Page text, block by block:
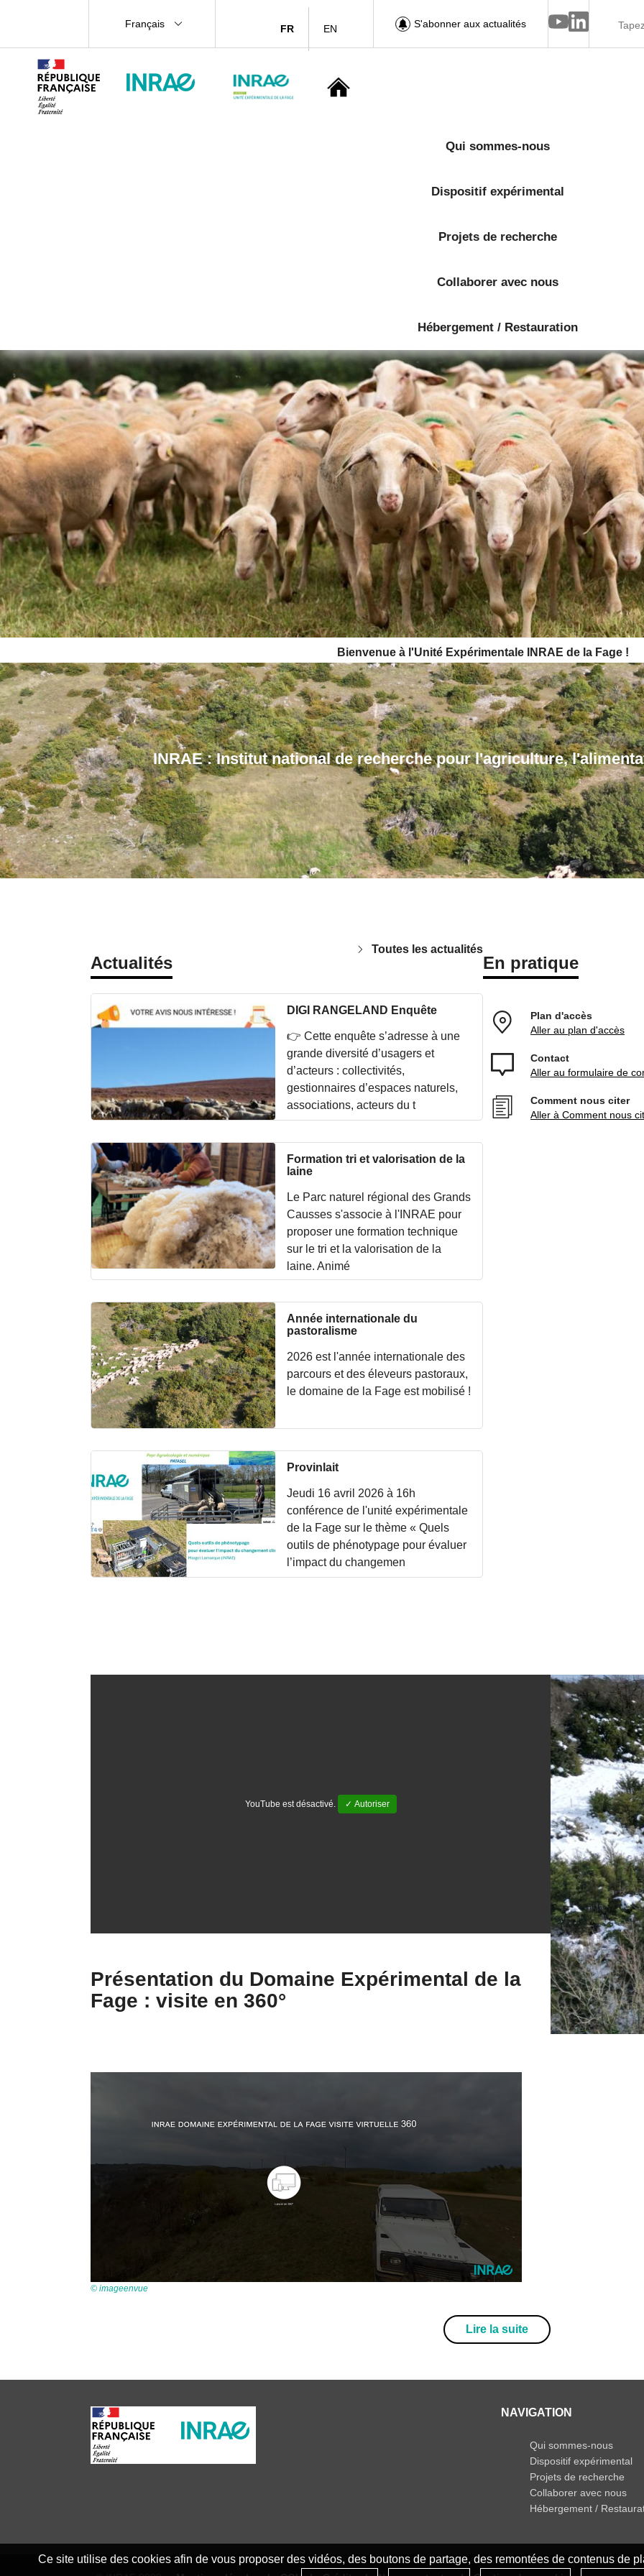
Français FR EN S'abonner aux actualités
Qui sommes-nous
Dispositif expérimental
Projets de recherche
Collaborer avec nous
Hébergement / Restauration
Bienvenue à l'Unité Expérimentale INRAE de la Fage !
INRAE : Institut national de recherche pour l'agriculture,
Actualités
Toutes les actualités
DIGI RANGELAND Enquête
👉 Cette enquête s’adresse à une
grande diversité d’usagers et
d’acteurs : collectivités,
gestionnaires d’espaces naturels,
associations, acteurs du t
Formation tri et valorisation de la
laine
Le Parc naturel régional des Grands
Causses s'associe à l'INRAE pour
proposer une formation technique
sur le tri et la valorisation de la
laine. Animé
Année internationale du
pastoralisme
2026 est l'année internationale des
parcours et des éleveurs pastoraux,
le domaine de la Fage est mobilisé !
Provinlait
Jeudi 16 avril 2026 à 16h
conférence de l'unité expérimentale
de la Fage sur le thème « Quels
outils de phénotypage pour évaluer
l’impact du changemen
En pratique
Plan d'accès
Aller au plan d'accès
Contact
Aller au formulaire de
Comment nous citer
Aller à Comment nous
YouTube est désactivé. ✓ Autoriser
Présentation du Domaine Expérimental de la
Fage : visite en 360°
© imageenvue
Lire la suite
Ce site utilise des cookies afin de vous proposer des vidéos, des boutons de partage, des remontées de contenus de
NAVIGATION
Qui sommes-nous
Dispositif expérimental
Projets de recherche
Collaborer avec nous
Hébergement /